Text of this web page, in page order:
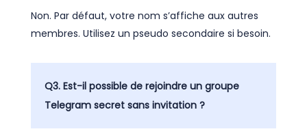
Non. Par défaut, votre nom s’affiche aux autres
membres. Utilisez un pseudo secondaire si besoin.
Q3. Est-il possible de rejoindre un groupe
Telegram secret sans invitation ?